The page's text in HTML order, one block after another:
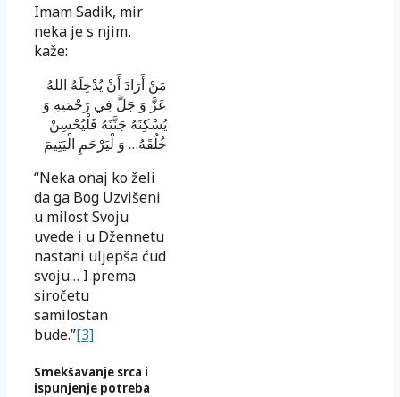
Imam Sadik, mir
neka je s njim,
kaže:
مَنْ أَرَادَ أَنْ يُدْخِلَهُ اللهُ
عَزَّ وَ جَلَّ فِي رَحْمَتِهِ وَ
يُسْكِنَهُ جَنَّتَهُ فَلْيُحْسِنْ
خُلُقَهُ… وَ لْيَرْحَمِ الْيَتِيمَ
“Neka onaj ko želi
da ga Bog Uzvišeni
u milost Svoju
uvede i u Džennetu
nastani uljepša ćud
svoju… I prema
siročetu
samilostan
bude.”[3]
Smekšavanje srca i
ispunjenje potreba